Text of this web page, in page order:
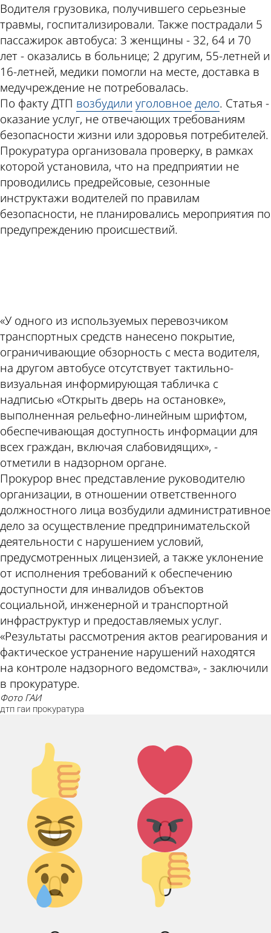
Водителя грузовика, получившего серьезные
травмы, госпитализировали. Также пострадали 5
пассажирок автобуса: 3 женщины - 32, 64 и 70
лет - оказались в больнице; 2 другим, 55-летней и
16-летней, медики помогли на месте, доставка в
медучреждение не потребовалась.
По факту ДТП возбудили уголовноедело. Статья -
оказание услуг, не отвечающих требованиям
безопасности жизни или здоровья потребителей.
Прокуратура организовала проверку, в рамках
которой установила, что на предприятии не
проводились предрейсовые, сезонные
инструктажи водителей по правилам
безопасности, не планировались мероприятия по
предупреждению происшествий.
«У одного из используемых перевозчиком
транспортных средств нанесено покрытие,
ограничивающие обзорность с места водителя,
на другом автобусе отсутствует тактильно-
визуальная информирующая табличка с
надписью «Открыть дверь на остановке»,
выполненная рельефно-линейным шрифтом,
обеспечивающая доступность информации для
всех граждан, включая слабовидящих», -
отметили в надзорном органе.
Прокурор внес представление руководителю
организации, в отношении ответственного
должностного лица возбудили административное
дело за осуществление предпринимательской
деятельности с нарушением условий,
предусмотренных лицензией, а также уклонение
от исполнения требований к обеспечению
доступности для инвалидов объектов
социальной, инженерной и транспортной
инфраструктур и предоставляемых услуг.
«Результаты рассмотрения актов реагирования и
фактическое устранение нарушений находятся
на контроле надзорного ведомства», - заключили
в прокуратуре.
фото ГАИ
дтп гаи прокуратура
Палец
вверх!
0
Лайк!
0
Дикий
смех!
0
Агрессия!
0
Грусть :(
Палец
вниз!